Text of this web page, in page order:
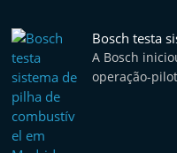
Bosch testa
A Bosch
operação-